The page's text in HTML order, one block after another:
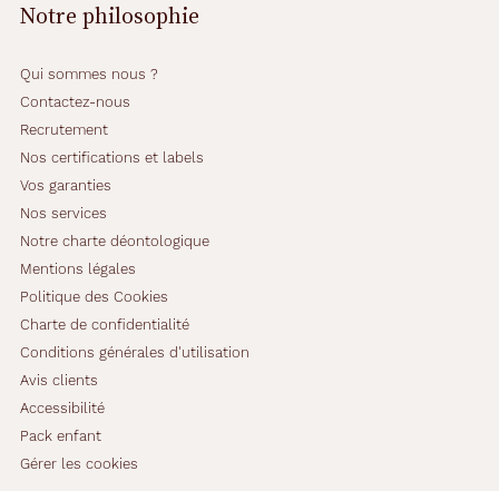
Notre philosophie
Qui sommes nous ?
Contactez-nous
Recrutement
Nos certifications et labels
Vos garanties
Nos services
Notre charte déontologique
Mentions légales
Politique des Cookies
Charte de confidentialité
Conditions générales d'utilisation
Avis clients
Accessibilité
Pack enfant
Gérer les cookies